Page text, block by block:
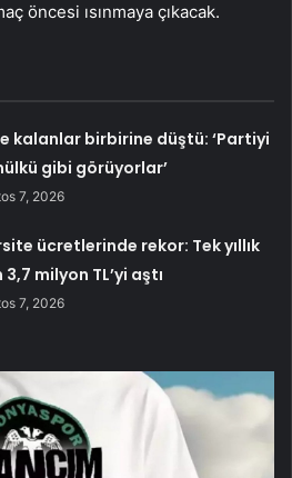
öncesi ısınmaya çıkacak.
kalanlar birbirine düştü: ‘Partiyi
gibi görüyorlar’
7, 2026
ücretlerinde rekor: Tek yıllık
milyon TL’yi aştı
7, 2026